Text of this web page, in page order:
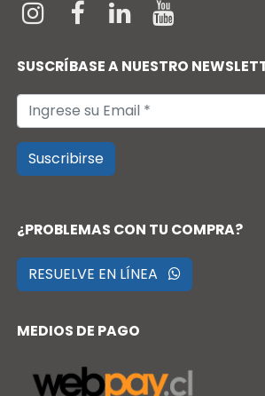
SUSCRÍBASE A NUESTRO
Suscribirse
¿PROBLEMAS CON TU COMPRA?
RESUELVE EN LÍNEA
MEDIOS DE PAGO